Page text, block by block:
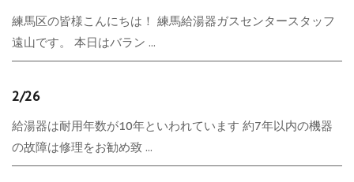
練馬区の皆様こんにちは！ 練馬給湯器ガスセンタースタッフ
遠山です。 本日はバラン ...
2/26
給湯器は耐用年数が10年といわれています 約7年以内の機器
の故障は修理をお勧め致 ...